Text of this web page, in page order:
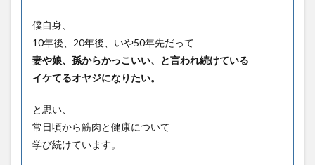
僕自身、
10年後、20年後、いや50年先だって
妻や娘、孫からかっこいい、と言われ続けている
イケてるオヤジになりたい。
と思い、
常日頃から筋肉と健康について
学び続けています。